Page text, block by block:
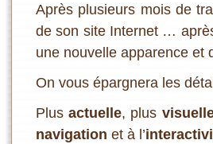
Après plusieurs mois de
de son site Internet …
une nouvelle apparence et
On vous épargnera les
Plusactuelle, plus
navigation et à l’